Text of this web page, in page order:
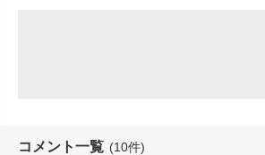
コメント一覧 (10件)